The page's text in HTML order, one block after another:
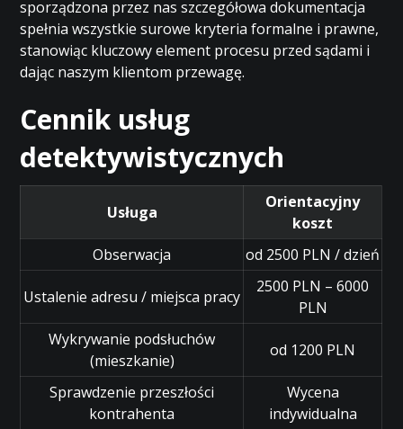
sporządzona przez nas szczegółowa dokumentacja
spełnia wszystkie surowe kryteria formalne i prawne,
stanowiąc kluczowy element procesu przed sądami i
dając naszym klientom przewagę.
Cennik usług
detektywistycznych
Usługa
Orientacyjny
koszt
Obserwacja
od 2500 PLN / dzień
Ustalenie adresu / miejsca pracy
2500 PLN – 6000
PLN
Wykrywanie podsłuchów
(mieszkanie)
od 1200 PLN
Sprawdzenie przeszłości
kontrahenta
Wycena
indywidualna